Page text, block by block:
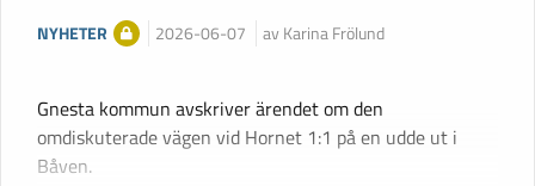
NYHETER 2026-06-07 av Karina Frölund
Gnesta kommun avskriver ärendet om den
omdiskuterade vägen vid Hornet 1:1 på en udde ut i
Båven.